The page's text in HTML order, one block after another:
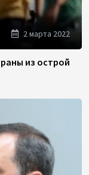
2 марта 2022
из острой